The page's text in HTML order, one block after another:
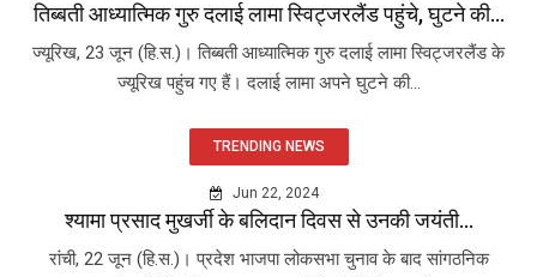
तिब्बती आध्यात्मिक गुरु दलाई लामा स्विट्जरलैंड पहुंचे, घुटने की...
ज्यूरिख, 23 जून (हि.स.)। तिब्बती आध्यात्मिक गुरु दलाई लामा स्विट्जरलैंड के
ज्यूरिख पहुंच गए हैं। दलाई लामा अपने घुटने की...
TRENDING NEWS
Jun 22, 2024
श्यामा प्रसाद मुखर्जी के बलिदान दिवस से उनकी जयंती...
रांची, 22 जून (हि.स.)। प्रदेश भाजपा लोकसभा चुनाव के बाद सांगठनिक